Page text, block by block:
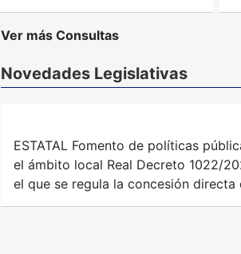
Ver más Consultas
Novedades Legislativas
ESTATAL Fomento de políticas
el ámbito local Real Decreto 1022/
el que se regula la concesión directa